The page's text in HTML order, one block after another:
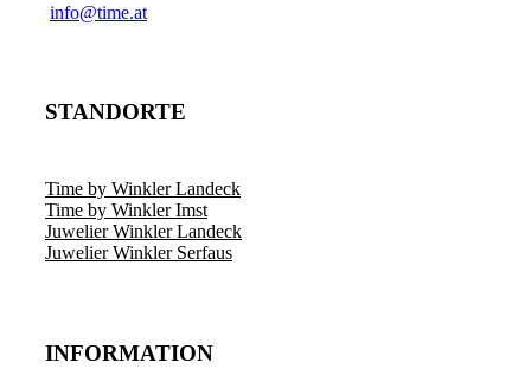
info@time.at
STANDORTE
Time by Winkler Landeck
Time by Winkler Imst
Juwelier Winkler Landeck
Juwelier Winkler Serfaus
INFORMATION